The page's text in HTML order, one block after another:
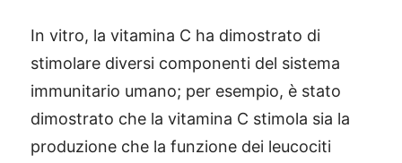
In vitro, la vitamina C ha dimostrato di
stimolare diversi componenti del sistema
immunitario umano; per esempio, è stato
dimostrato che la vitamina C stimola sia la
produzione che la funzione dei leucociti